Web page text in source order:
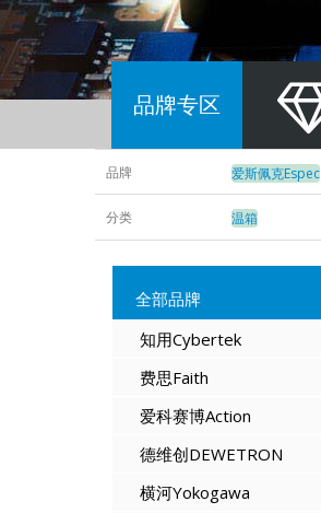
品牌专区
品牌 爱斯佩克Espec
分类 温箱
全部品牌
知用Cybertek
费思Faith
爱科赛博Action
德维创DEWETRON
横河Yokogawa